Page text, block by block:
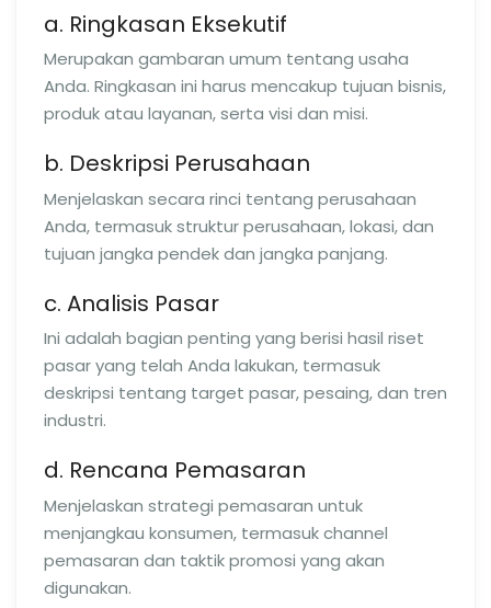
a. Ringkasan Eksekutif
Merupakan gambaran umum tentang usaha
Anda. Ringkasan ini harus mencakup tujuan bisnis,
produk atau layanan, serta visi dan misi.
b. Deskripsi Perusahaan
Menjelaskan secara rinci tentang perusahaan
Anda, termasuk struktur perusahaan, lokasi, dan
tujuan jangka pendek dan jangka panjang.
c. Analisis Pasar
Ini adalah bagian penting yang berisi hasil riset
pasar yang telah Anda lakukan, termasuk
deskripsi tentang target pasar, pesaing, dan tren
industri.
d. Rencana Pemasaran
Menjelaskan strategi pemasaran untuk
menjangkau konsumen, termasuk channel
pemasaran dan taktik promosi yang akan
digunakan.